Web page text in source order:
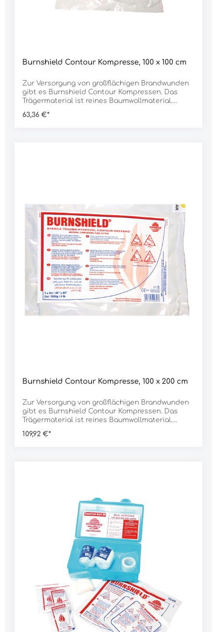
Burnshield Contour Kompresse, 100 x 100 cm
Zur Versorgung von großflächigen Brandwunden
gibt es Burnshield Contour Kompressen. Das
Trägermaterial ist reines Baumwollmaterial.
63,36 €*
Burnshield Contour Kompresse, 100 x 200 cm
Zur Versorgung von großflächigen Brandwunden
gibt es Burnshield Contour Kompressen. Das
Trägermaterial ist reines Baumwollmaterial.
109,92 €*